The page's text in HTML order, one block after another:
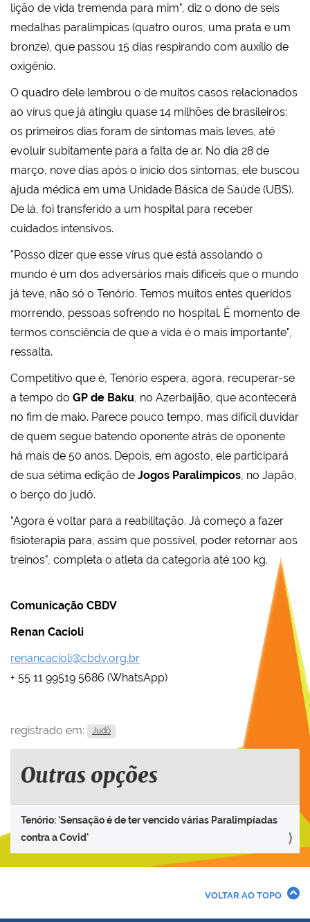
lição de vida tremenda para mim", diz o dono de seis
medalhas paralímpicas (quatro ouros, uma prata e um
bronze), que passou 15 dias respirando com auxílio de
oxigênio.
O quadro dele lembrou o de muitos casos relacionados
ao vírus que já atingiu quase 14 milhões de brasileiros:
os primeiros dias foram de sintomas mais leves, até
evoluir subitamente para a falta de ar. No dia 28 de
março, nove dias após o início dos sintomas, ele buscou
ajuda médica em uma Unidade Básica de Saúde (UBS).
De lá, foi transferido a um hospital para receber
cuidados intensivos.
"Posso dizer que esse vírus que está assolando o
mundo é um dos adversários mais difíceis que o mundo
já teve, não só o Tenório. Temos muitos entes queridos
morrendo, pessoas sofrendo no hospital. É momento de
termos consciência de que a vida é o mais importante",
ressalta.
Competitivo que é, Tenório espera, agora, recuperar-se
a tempo do GP de Baku , no Azerbaijão, que acontecerá
no fim de maio. Parece pouco tempo, mas difícil duvidar
de quem segue batendo oponente atrás de oponente
há mais de 50 anos. Depois, em agosto, ele participará
de sua sétima edição de Jogos Paralímpicos , no Japão,
o berço do judô.
"Agora é voltar para a reabilitação. Já começo a fazer
fisioterapia para, assim que possível, poder retornar aos
treinos", completa o atleta da categoria até 100 kg.
Comunicação CBDV
Renan Cacioli
renancacioli@cbdv.org.br
+ 55 11 99519 5686 (WhatsApp)
registrado em: Judô
Outras opções
Tenório: 'Sensação é de ter vencido várias Paralimpíadas
contra a Covid'
VOLTAR AO TOPO